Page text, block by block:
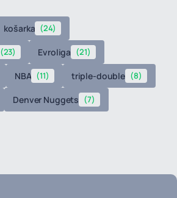
košarka (24)
(23) Evroliga (21)
NBA (11) triple-double (8)
Denver Nuggets (7)